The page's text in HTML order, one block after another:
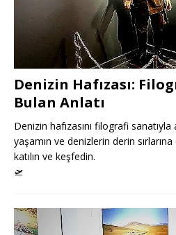
Denizin Hafızası:
Bulan Anlatı
Denizin hafızasını filografi
yaşamın ve denizlerin derin
katılın ve keşfedin.
🛫